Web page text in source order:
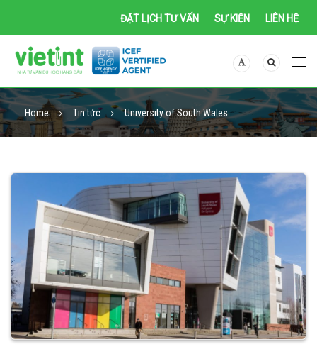
ĐẶT LỊCH TƯ VẤN SỰ KIỆN LIÊN HỆ
Home Tin tức University of South Wales